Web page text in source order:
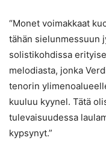
“Monet voimakkaat
tähän sielunmessuun
solistikohdissa
melodiasta, jonka
tenorin
kuuluu kyynel. Tätä
tulevaisuudessa
kypsynyt.”